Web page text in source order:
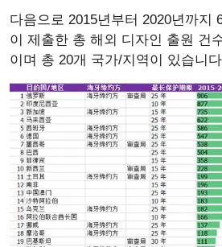
다음으로 2015년부터 2020년까지
이 제출한 총 해외 디자인 출원 건
이며 총 20개 국가/지역이 있습니